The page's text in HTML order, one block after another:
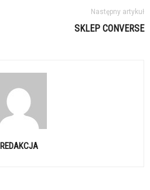
Następny artykuł
SKLEP CONVERSE
REDAKCJA